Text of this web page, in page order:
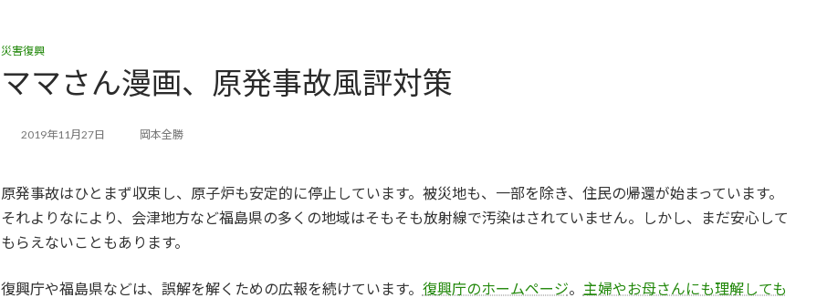
災害復興
ママさん漫画、原発事故風評対策
2019年11月27日 岡本全勝
原発事故はひとまず収束し、原子炉も安定的に停止しています。被災地も、一部を除き、住民の帰還が始まっています。
それよりなにより、会津地方など福島県の多くの地域はそもそも放射線で汚染はされていません。しかし、まだ安心して
もらえないこともあります。
復興庁や福島県などは、誤解を解くための広報を続けています。 復興庁のホームページ。 主婦やお母さんにも理解しても